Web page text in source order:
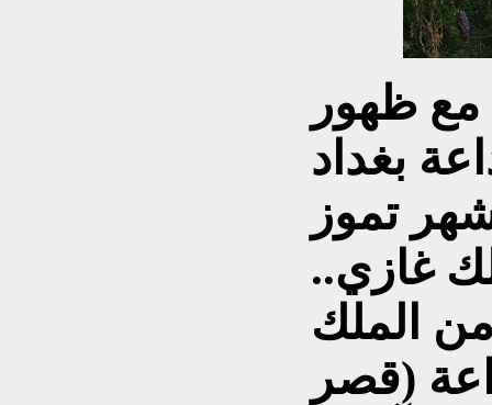
ظهور
بغداد
تموز
غازي..
الملك
(قصر